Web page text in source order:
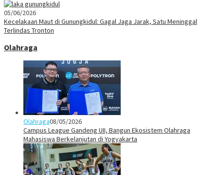
05/06/2026
Kecelakaan Maut di Gunungkidul: Gagal Jaga Jarak, Satu Meninggal
Terlindas Tronton
Olahraga
Olahraga08/05/2026
Campus League Gandeng UII, Bangun Ekosistem Olahraga
Mahasiswa Berkelanjutan di Yogyakarta